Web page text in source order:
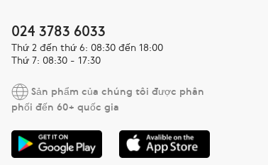
024 3783 6033
Thứ 2 đến thứ 6: 08:30 đến 18:00
Thứ 7: 08:30 - 17:30
Sản phẩm của chúng tôi được phân
phối đến 60+ quốc gia